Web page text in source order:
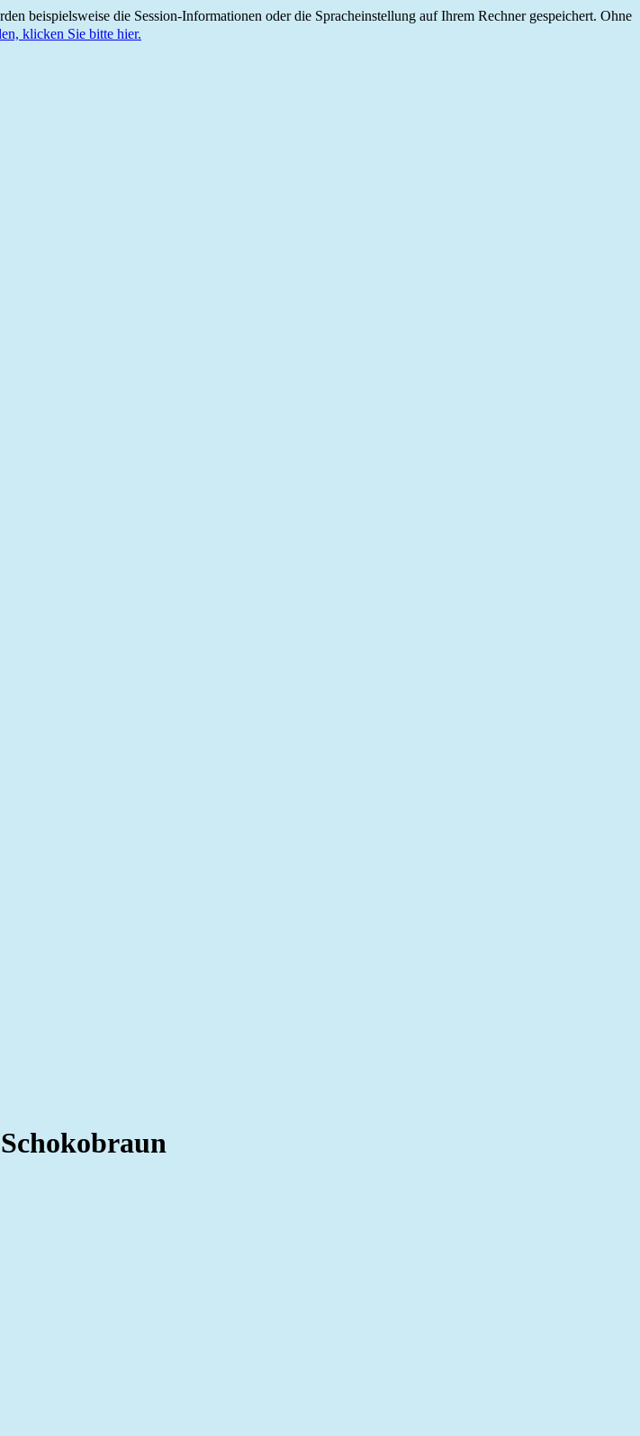
beispielsweise die Session-Informationen oder die Spracheinstellung auf Ihrem Rechner gespeichert. Ohne
klicken Sie bitte hier.